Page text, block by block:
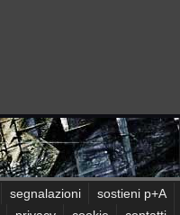
segnalazioni
sostieni p+A